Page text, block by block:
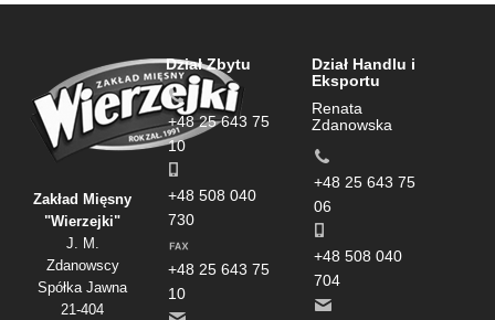
Zakład Mięsny
"Wierzejki"
J. M.
Zdanowscy
Spółka Jawna
21-404
Dział Zbytu
+48 25 643 75
10
+48 508 040
730
+48 25 643 75
10
Dział Handlu i
Eksportu
Renata
Zdanowska
+48 25 643 75
06
+48 508 040
704